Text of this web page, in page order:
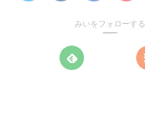
みいをフォローする